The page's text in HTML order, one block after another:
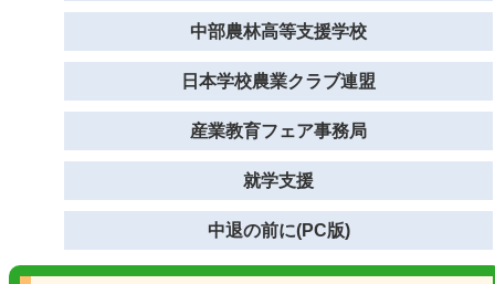
中部農林高等支援学校
日本学校農業クラブ連盟
産業教育フェア事務局
就学支援
中退の前に(PC版)